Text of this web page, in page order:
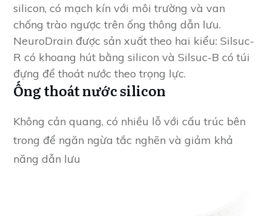
silicon, có mạch kín với môi trường và van
chống trào ngược trên ống thông dẫn lưu.
NeuroDrain được sản xuất theo hai kiểu: Silsuc-
R có khoang hút bằng silicon và Silsuc-B có túi
đựng để thoát nước theo trọng lực.
Ống thoát nước silicon
Không cản quang, có nhiều lỗ với cấu trúc bên
trong để ngăn ngừa tắc nghẽn và giảm khả
năng dẫn lưu